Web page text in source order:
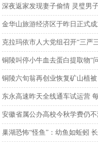
深夜返家发现妻子偷情 灵璧男
金华山旅游经济区于昨日正式
克拉玛依市人大党组召开“三严
铜陵叫停小牛血去蛋白提取物“
铜陵六旬翁再创业恢复矿山植
东永高速昨天全线通车试运营
安徽省属公办高校今秋学费仍
巢湖恐怖“怪鱼”：幼鱼如蚯蚓